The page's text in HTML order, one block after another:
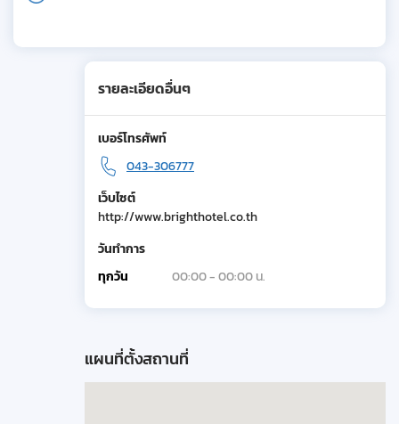
รายละเอียดอื่นๆ
เบอร์โทรศัพท์
043-306777
เว็บไซต์
http://www.brighthotel.co.th
วันทำการ
ทุกวัน
00:00 - 00:00 น.
แผนที่ตั้งสถานที่